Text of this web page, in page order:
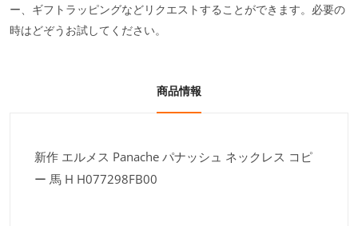
ー、ギフトラッピングなどリクエストすることができます。必要の
時はどぞうお試してください。
商品情報
新作 エルメス Panache パナッシュ ネックレス コピ
ー 馬 H H077298FB00